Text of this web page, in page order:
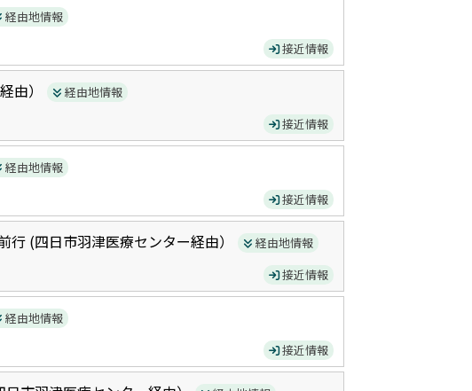
経由地情報
接近情報
経由） 経由地情報
接近情報
経由地情報
接近情報
行 (四日市羽津医療センター経由） 経由地情報
接近情報
経由地情報
接近情報